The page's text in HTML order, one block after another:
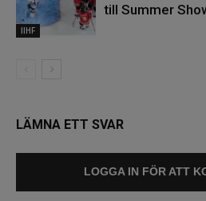
IIHF
till Summer
LÄMNA ETT SVAR
LOGGA IN FÖR ATT